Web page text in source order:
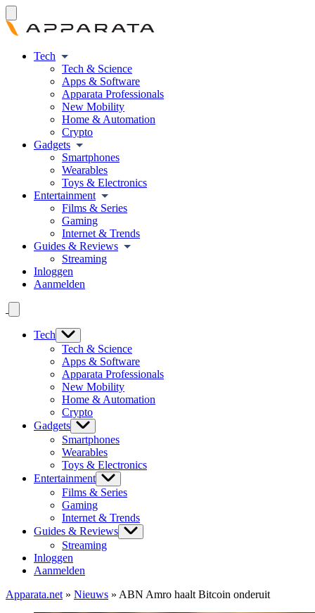
Tech
Tech & Science
Apps & Software
Apparata Professionals
New Mobility
Home & Automation
Crypto
Gadgets
Smartphones
Wearables
Toys & Electronics
Entertainment
Films & Series
Gaming
Internet & Trends
Guides & Reviews
Streaming
Inloggen
Aanmelden
Tech
Tech & Science
Apps & Software
Apparata Professionals
New Mobility
Home & Automation
Crypto
Gadgets
Smartphones
Wearables
Toys & Electronics
Entertainment
Films & Series
Gaming
Internet & Trends
Guides & Reviews
Streaming
Inloggen
Aanmelden
Apparata.net » Nieuws » ABN Amro haalt Bitcoin onderuit